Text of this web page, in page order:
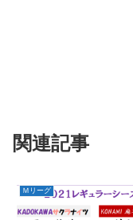
関連記事
Ｍリーグ